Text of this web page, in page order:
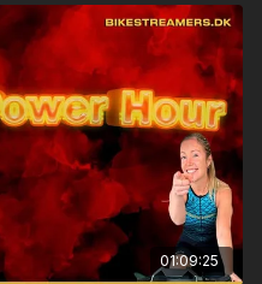
01:09:25